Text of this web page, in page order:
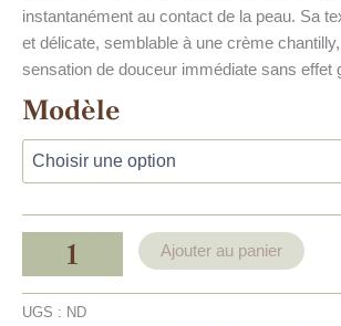
instantanément au contact de la peau. Sa
et délicate, semblable à une crème
sensation de douceur immédiate sans effet
Modèle
Ajouter au panier
UGS : ND